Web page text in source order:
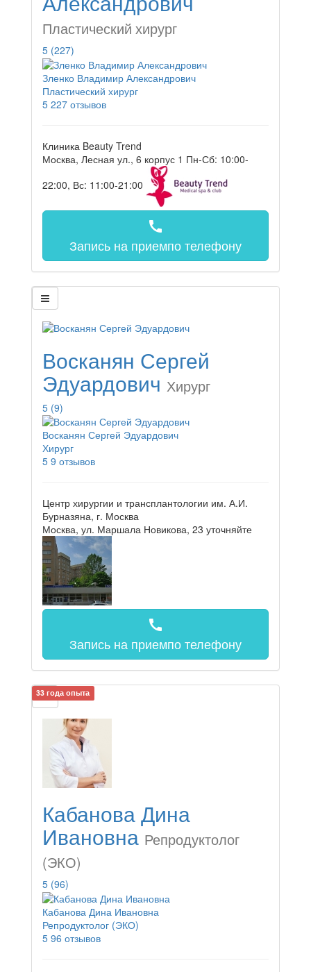
Пластический хирург
5 (227)
Зленко Владимир Александрович
Пластический хирург
5 227 отзывов
Клиника Beauty Trend
Москва, Лесная ул., 6 корпус 1 Пн-Сб: 10:00-
22:00, Вс: 11:00-21:00
call
Запись на приемпо телефону
Восканян Сергей
Эдуардович Хирург
5 (9)
Восканян Сергей Эдуардович
Хирург
5 9 отзывов
Центр хирургии и трансплантологии им. А.И.
Бурназяна, г. Москва
Москва, ул. Маршала Новикова, 23 уточняйте
call
Запись на приемпо телефону
33 года опыта
Кабанова Дина
Ивановна Репродуктолог
(ЭКО)
5 (96)
Кабанова Дина Ивановна
Репродуктолог (ЭКО)
5 96 отзывов